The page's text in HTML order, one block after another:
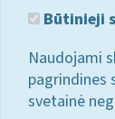
Būtinieji
Naudojami
pagrindines
svetainė